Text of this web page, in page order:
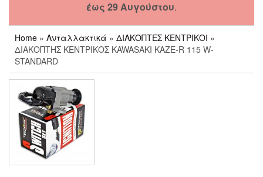
έως 29 Αυγούστου.
Home » Ανταλλακτικά » ΔΙΑΚΟΠΤΕΣ ΚΕΝΤΡΙΚΟΙ »
ΔΙΑΚΟΠΤΗΣ ΚΕΝΤΡΙΚΟΣ KAWASAKI KAZE-R 115 W-
STANDARD